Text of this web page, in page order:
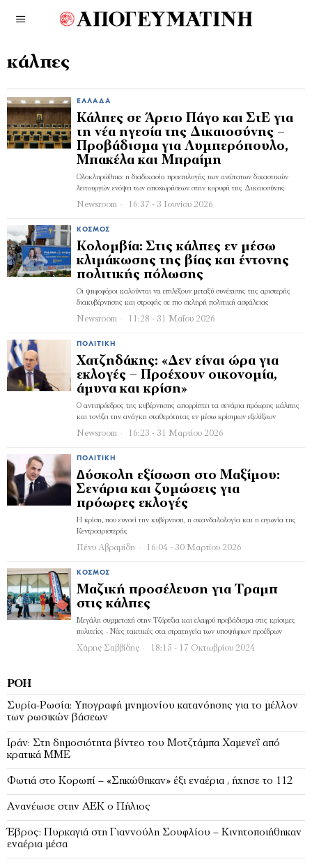
κάλπες
ΕΛΛΆΔΑ
Κάλπες σε Άρειο Πάγο και ΣτΕ για
τη νέα ηγεσία της Δικαιοσύνης –
Προβάδισμα για Λυμπερόπουλο,
Μπακέλα και Μπραίμη
Ολοκληρώθηκε η διαδικασία προεπιλογής των ανώτατων δικαστικών
λειτουργών ενόψει των αποχωρήσεων στην κορυφή της Δικαιοσύνης
Newsroom 16:37 - 3 Ιουνίου 2026
ΚΌΣΜΟΣ
Κολομβία: Στις κάλπες εν μέσω
κλιμάκωσης της βίας και έντονης
πολιτικής πόλωσης
Οι ψηφοφόροι καλούνται να επιλέξουν μεταξύ συνέχισης της αριστερής
διακυβέρνησης και στροφής σε πιο σκληρή πολιτική ασφάλειας
Newsroom 11:28 - 31 Μαΐου 2026
ΠΟΛΙΤΙΚΉ
Χατζηδάκης: «Δεν είναι ώρα για
εκλογές – Προέχουν οικονομία,
άμυνα και κρίση»
Ο αντιπρόεδρος της κυβέρνησης απορρίπτει τα σενάρια πρόωρης κάλπης
και τονίζει την ανάγκη σταθερότητας εν μέσω κρίσιμων εξελίξεων
Newsroom 16:23 - 31 Μαρτίου 2026
ΠΟΛΙΤΙΚΉ
∆ύσκολη εξίσωση στο Μαξίμου:
Σενάρια και ζυµώσεις για
πρόωρες εκλογές
Η κρίση, που ευνοεί την κυβέρνηση, η σκανδαλολογία και η αγωνία της
Κεντροαριστεράς
Πένυ Αβραμίδη 16:04 - 30 Μαρτίου 2026
ΚΌΣΜΟΣ
Μαζική προσέλευση για Τραμπ
στις κάλπες
Μεγάλη συμμετοχή στην Τζόρτζια και ελαφρύ προβάδισμα στις κρίσιμες
πολιτείες - Νέες τακτικές στα στρατηγεία των υποψήφιων προέδρων
Χάρης Σαββίδης 18:15 - 17 Οκτωβρίου 2024
ΡΟΉ
Συρία-Ρωσία: Υπογραφή μνημονίου κατανόησης για το μέλλον
των ρωσικών βάσεων
Ιράν: Στη δημοσιότητα βίντεο του Μοτζτάμπα Χαμενεΐ από
κρατικά ΜΜΕ
Φωτιά στο Κορωπί – «Σηκώθηκαν» έξι εναέρια , ήχησε το 112
Ανανέωσε στην ΑΕΚ ο Πήλιος
Έβρος: Πυρκαγιά στη Γιαννούλη Σουφλίου – Κινητοποιήθηκαν
εναέρια μέσα